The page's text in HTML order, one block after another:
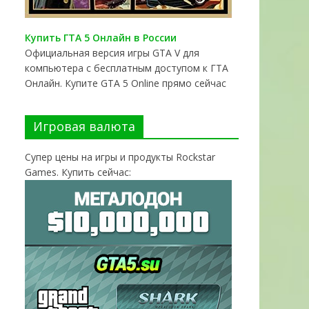
Купить ГТА 5 Онлайн в России
Официальная версия игры GTA V для
компьютера с бесплатным доступом к ГТА
Онлайн. Купите GTA 5 Online прямо сейчас
Игровая валюта
Супер цены на игры и продукты Rockstar
Games. Купить сейчас: